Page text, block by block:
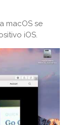
macOS se
iOS.